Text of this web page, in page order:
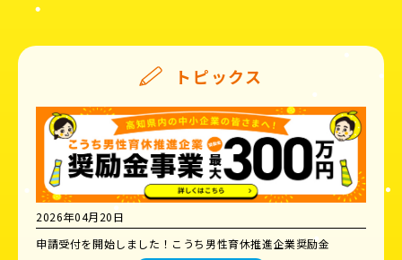
トピックス
2026年04月20日
申請受付を開始しました！こうち男性育休推進企業奨励金